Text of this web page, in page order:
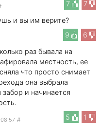
7
7
и вы им верите?
9
6
раз бывала на
местность, ее
что просто снимает
она выбрала
забор и начинается
5
1
#